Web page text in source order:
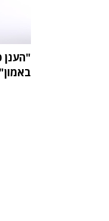
"הענן
באמון"